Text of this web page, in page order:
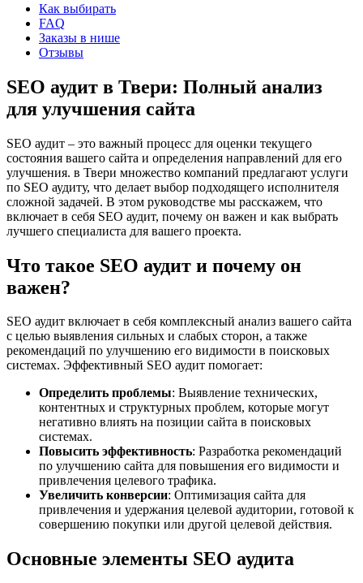
Как выбирать
FAQ
Заказы в нише
Отзывы
SEO аудит в Твери: Полный анализ
для улучшения сайта
SEO аудит – это важный процесс для оценки текущего
состояния вашего сайта и определения направлений для его
улучшения. в Твери множество компаний предлагают услуги
по SEO аудиту, что делает выбор подходящего исполнителя
сложной задачей. В этом руководстве мы расскажем, что
включает в себя SEO аудит, почему он важен и как выбрать
лучшего специалиста для вашего проекта.
Что такое SEO аудит и почему он
важен?
SEO аудит включает в себя комплексный анализ вашего сайта
с целью выявления сильных и слабых сторон, а также
рекомендаций по улучшению его видимости в поисковых
системах. Эффективный SEO аудит помогает:
Определить проблемы: Выявление технических,
контентных и структурных проблем, которые могут
негативно влиять на позиции сайта в поисковых
системах.
Повысить эффективность: Разработка рекомендаций
по улучшению сайта для повышения его видимости и
привлечения целевого трафика.
Увеличить конверсии: Оптимизация сайта для
привлечения и удержания целевой аудитории, готовой к
совершению покупки или другой целевой действия.
Основные элементы SEO аудита